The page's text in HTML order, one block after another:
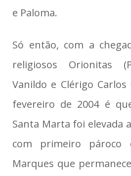
e Paloma.
Só então, com a
religiosos Orionitas
Vanildo e Clérigo Carlos
fevereiro de 2004 é
Santa Marta foi elevada
com primeiro pároco
Marques que